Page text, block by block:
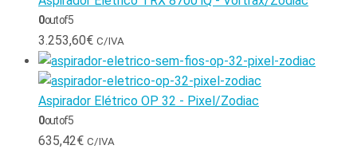
0out of 5
3.253,60€ C/IVA
Aspirador Elétrico OP 32 - Pixel/Zodiac
0out of 5
635,42€ C/IVA